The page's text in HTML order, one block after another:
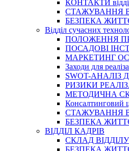
КОНТАКТИ
СТАЖУВАННЯ
БЕЗПЕКА
Відділ сучасних
ПОЛОЖЕННЯ
ПОСАДОВІ
МАРКЕТИНГ
Заходи для
SWOT-АНАЛІЗ
РИЗИКИ
МЕТОДИЧНА
Консалтинговий
СТАЖУВАННЯ
БЕЗПЕКА
ВІДДІЛ КАДРІВ
СКЛАД ВІДДІЛУ
БЕЗПЕКА